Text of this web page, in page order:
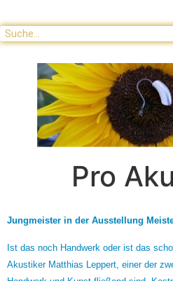
Pro
Jungmeister in der Ausstellung
Ist das noch Handwerk oder ist das
Akustiker Matthias Leppert, einer der